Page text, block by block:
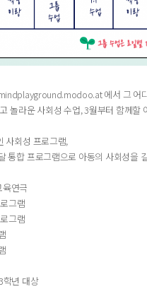
에서 그 어
놀라운 사회성 수업, 3월부터 함께할
사회성 프로그램,
통합 프로그램으로 아동의 사회성을
연극
그램
그램
학년 대상